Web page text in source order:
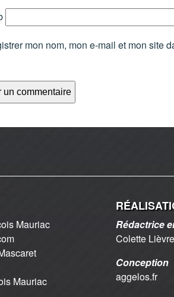
mon nom, mon e-mail et mon site
Mauriac
Mauriac
Rédactrice
Colette Lièvre
Conception
aggelos.fr